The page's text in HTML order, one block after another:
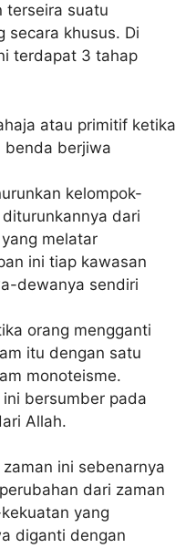
terseira suatu
secara khusus. Di
terdapat 3 tahap
atau primitif ketika
benda berjiwa
kelompok-
dari
melatar
ini tiap kawasan
dewanya sendiri
orang mengganti
itu dengan satu
monoteisme.
bersumber pada
Allah.
ini sebenarnya
dari zaman
yang
diganti dengan